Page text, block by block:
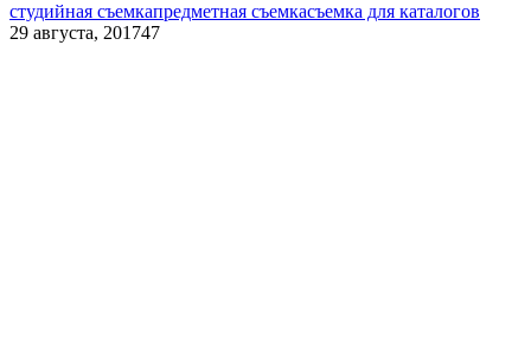
студийная съемкапредметная съемкасъемка для каталогов
29 августа, 201747